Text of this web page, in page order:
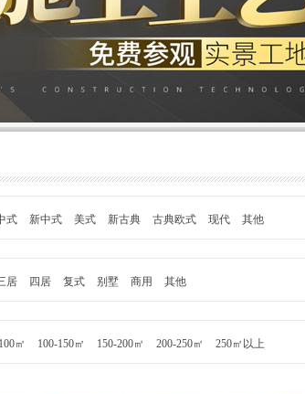
式 新中式 美式 新古典 古典欧式 现代 其他
居 四居 复式 别墅 商用 其他
㎡ 100-150㎡ 150-200㎡ 200-250㎡ 250㎡以上